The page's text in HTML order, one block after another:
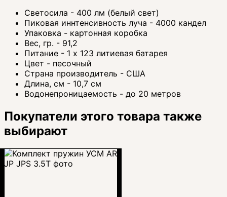
Светосила - 400 лм (белый свет)
Пиковая иннтенсивность луча - 4000 кандел
Упаковка - картонная коробка
Вес, гр. - 91,2
Питание - 1 х 123 литиевая батарея
Цвет - песочный
Страна производитель - США
Длина, см - 10,7 см
Водонепроницаемость - до 20 метров
Покупатели этого товара также
выбирают